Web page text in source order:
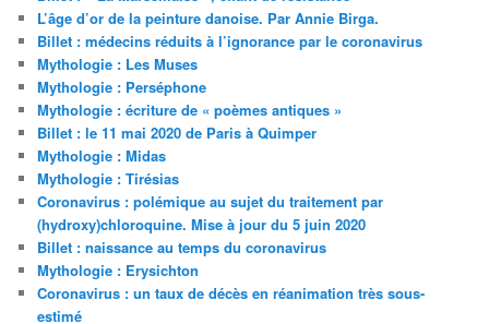
L’âge d’or de la peinture danoise. Par Annie Birga.
Billet : médecins réduits à l’ignorance par le coronavirus
Mythologie : Les Muses
Mythologie : Perséphone
Mythologie : écriture de « poèmes antiques »
Billet : le 11 mai 2020 de Paris à Quimper
Mythologie : Midas
Mythologie : Tirésias
Coronavirus : polémique au sujet du traitement par
(hydroxy)chloroquine. Mise à jour du 5 juin 2020
Billet : naissance au temps du coronavirus
Mythologie : Erysichton
Coronavirus : un taux de décès en réanimation très sous-
estimé